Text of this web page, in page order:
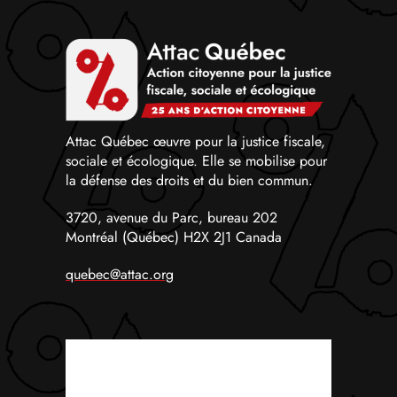
Attac Québec œuvre pour la justice fiscale,
sociale et écologique. Elle se mobilise pour
la défense des droits et du bien commun.
3720, avenue du Parc, bureau 202
Montréal (Québec) H2X 2J1 Canada
quebec@attac.org